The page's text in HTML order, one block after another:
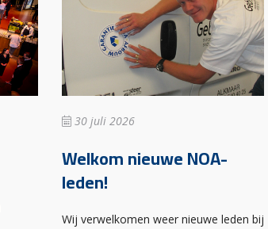
30 juli 2026
Welkom nieuwe NOA-
leden!
Wij verwelkomen weer nieuwe leden bij